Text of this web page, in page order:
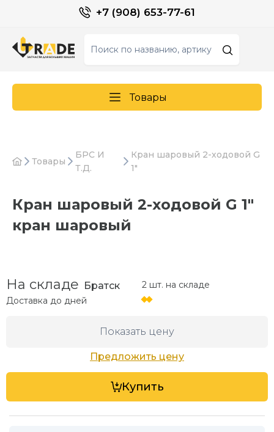
+7 (908) 653-77-61
Товары
Товары
БРС И
Т.Д.
Кран шаровый 2-ходовой G
1"
Кран шаровый 2-ходовой G 1"
кран шаровый
На складе Братск
Доставка до дней
2 шт. на складе
Показать цену
Предложить цену
Купить